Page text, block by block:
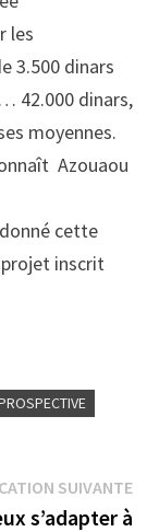
les
3.500 dinars
42.000 dinars,
moyennes.
Azouaou
cette
inscrit
SUIVANTE
s’adapter à